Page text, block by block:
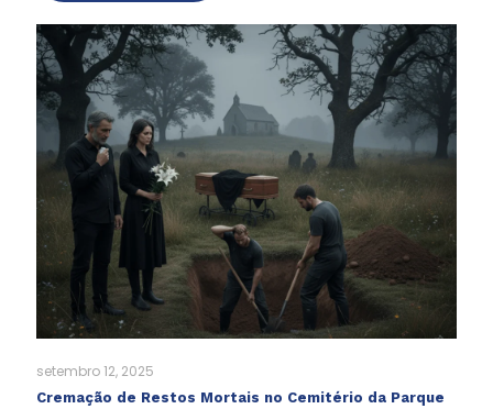
setembro 12, 2025
Cremação de Restos Mortais no Cemitério da Parque